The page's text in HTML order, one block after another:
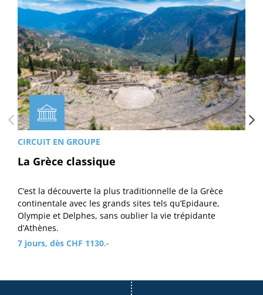
CIRCUIT EN GROUPE
La Grèce classique
C’est la découverte la plus traditionnelle de la Grèce
continentale avec les grands sites tels qu’Epidaure,
Olympie et Delphes, sans oublier la vie trépidante
d’Athènes.
7 jours, dès CHF 1130.-